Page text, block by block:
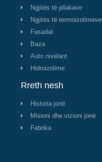
Ngjitës të pllakave
Ngjitës të termoizolimeve
Fasadat
Baza
Auto nivelant
Hidroizolime
Rreth nesh
Historia jonë
Misioni dhe vizioni jonë
Fabrika